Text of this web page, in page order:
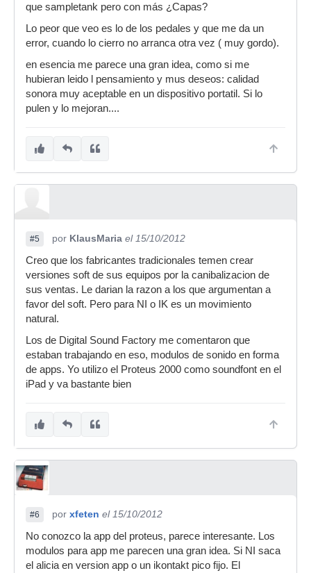
que sampletank pero con más ¿Capas?
Lo peor que veo es lo de los pedales y que me da un
error, cuando lo cierro no arranca otra vez ( muy gordo).
en esencia me parece una gran idea, como si me
hubieran leido l pensamiento y mus deseos: calidad
sonora muy aceptable en un dispositivo portatil. Si lo
pulen y lo mejoran....
#5 por KlausMaria el 15/10/2012
Creo que los fabricantes tradicionales temen crear
versiones soft de sus equipos por la canibalizacion de
sus ventas. Le darian la razon a los que argumentan a
favor del soft. Pero para NI o IK es un movimiento
natural.
Los de Digital Sound Factory me comentaron que
estaban trabajando en eso, modulos de sonido en forma
de apps. Yo utilizo el Proteus 2000 como soundfont en el
iPad y va bastante bien
#6 por xfeten el 15/10/2012
No conozco la app del proteus, parece interesante. Los
modulos para app me parecen una gran idea. Si NI saca
el alicia en version app o un ikontakt pico fijo. El